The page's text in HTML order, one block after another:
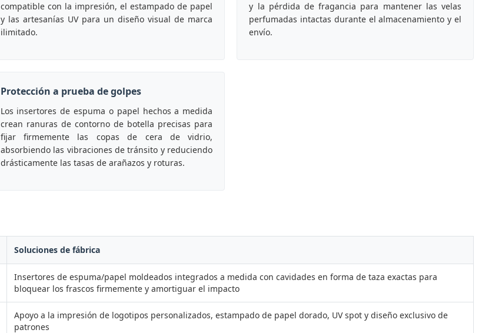
compatible con la impresión, el estampado de papel
y las artesanías UV para un diseño visual de marca
ilimitado.
y la pérdida de fragancia para mantener las velas
perfumadas intactas durante el almacenamiento y el
envío.
Protección a prueba de golpes
Los insertores de espuma o papel hechos a medida
crean ranuras de contorno de botella precisas para
fijar firmemente las copas de cera de vidrio,
absorbiendo las vibraciones de tránsito y reduciendo
drásticamente las tasas de arañazos y roturas.
Soluciones de fábrica
Insertores de espuma/papel moldeados integrados a medida con cavidades en forma de taza exactas para
bloquear los frascos firmemente y amortiguar el impacto
Apoyo a la impresión de logotipos personalizados, estampado de papel dorado, UV spot y diseño exclusivo de
patrones